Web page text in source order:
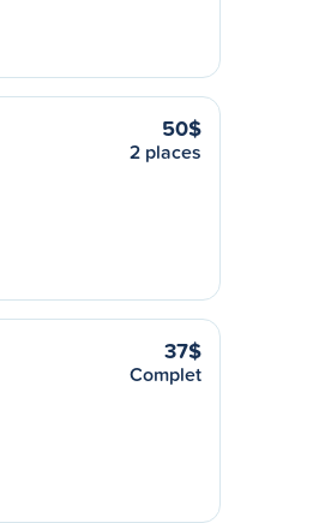
50$
2 places
37$
Complet